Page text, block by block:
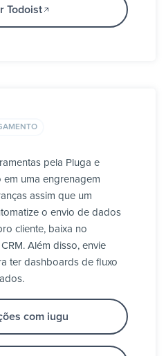
Todoist
pela Pluga e
uma engrenagem
assim que um
o envio de dados
cliente, baixa no
Além disso, envie
ter dashboards de fluxo
com iugu